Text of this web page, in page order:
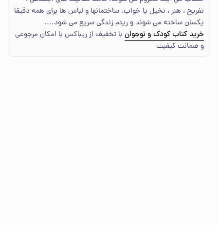
تفریح ، هنر ، تخیل یا خواب. ساختمانها و لباس ها برای همه دقیقا
یکسان ساخته می شوند و ریتم زندگی سریع می شود....
خرید کتاب کودک و نوجوان با تخفیف از ریباکس با امکان مرجوعی
و ضمانت کیفیت